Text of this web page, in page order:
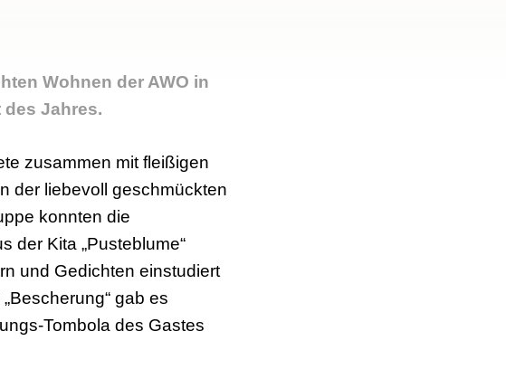
Wohnen der AWO in
Jahres.
zusammen mit fleißigen
der liebevoll geschmückten
konnten die
der Kita „Pusteblume“
und Gedichten einstudiert
gab es
Tombola des Gastes